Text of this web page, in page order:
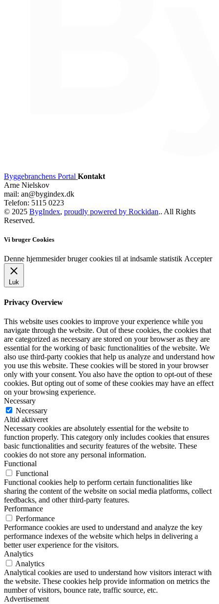
Byggebranchens Portal Kontakt
Arne Nielskov
mail: an@bygindex.dk
Telefon: 5115 0223
© 2025 BygIndex, proudly powered by Rockidan.. All Rights
Reserved.
Vi bruger Cookies
Denne hjemmesider bruger cookies til at indsamle statistik Accepter
Luk
Privacy Overview
This website uses cookies to improve your experience while you
navigate through the website. Out of these cookies, the cookies that
are categorized as necessary are stored on your browser as they are
essential for the working of basic functionalities of the website. We
also use third-party cookies that help us analyze and understand how
you use this website. These cookies will be stored in your browser
only with your consent. You also have the option to opt-out of these
cookies. But opting out of some of these cookies may have an effect
on your browsing experience.
Necessary
Necessary
Altid aktiveret
Necessary cookies are absolutely essential for the website to
function properly. This category only includes cookies that ensures
basic functionalities and security features of the website. These
cookies do not store any personal information.
Functional
Functional
Functional cookies help to perform certain functionalities like
sharing the content of the website on social media platforms, collect
feedbacks, and other third-party features.
Performance
Performance
Performance cookies are used to understand and analyze the key
performance indexes of the website which helps in delivering a
better user experience for the visitors.
Analytics
Analytics
Analytical cookies are used to understand how visitors interact with
the website. These cookies help provide information on metrics the
number of visitors, bounce rate, traffic source, etc.
Advertisement